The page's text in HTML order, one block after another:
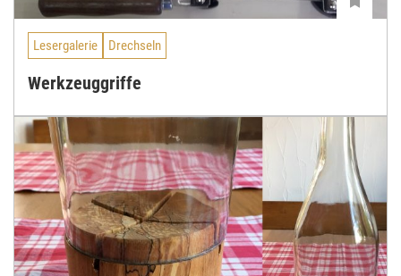
Lesergalerie Drechseln
Werkzeuggriffe